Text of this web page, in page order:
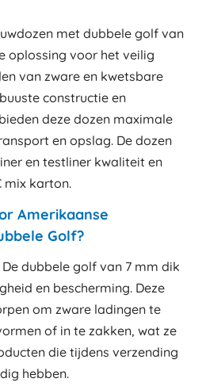
met dubbele golf van
oplossing voor het veilig
van zware en kwetsbare
constructie en
deze dozen maximale
en opslag. De dozen
en testliner kwaliteit en
mix karton.
Amerikaanse
Golf?
dubbele golf van 7 mm dik
en bescherming. Deze
om zware ladingen te
of in te zakken, wat ze
die tijdens verzending
hebben.